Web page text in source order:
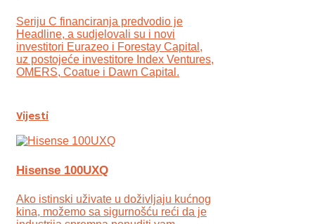
Seriju C financiranja predvodio je
Headline, a sudjelovali su i novi
investitori Eurazeo i Forestay Capital,
uz postojeće investitore Index Ventures,
OMERS, Coatue i Dawn Capital.
Vijesti
Hisense 100UXQ
Ako istinski uživate u doživljaju kućnog
kina, možemo sa sigurnošću reći da je